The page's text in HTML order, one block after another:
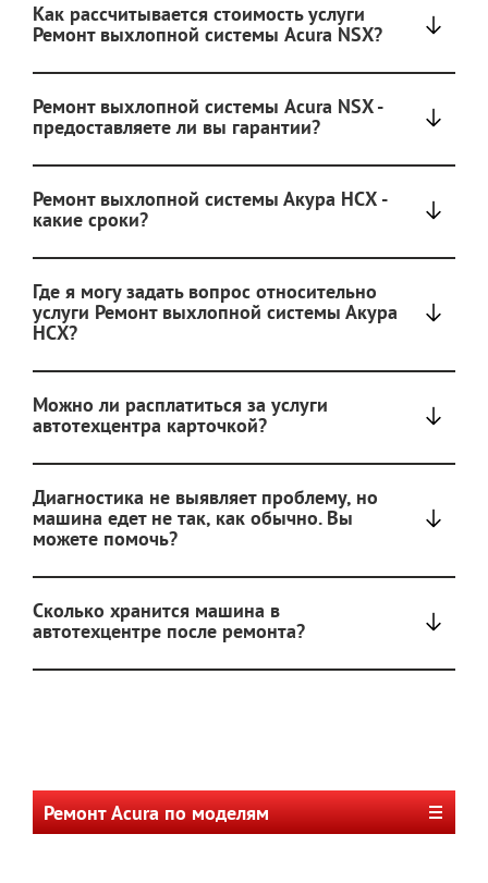
Как рассчитывается стоимость услуги
Ремонт выхлопной системы Acura NSX?
Ремонт выхлопной системы Acura NSX -
предоставляете ли вы гарантии?
Ремонт выхлопной системы Акура НСХ -
какие сроки?
Где я могу задать вопрос относительно
услуги Ремонт выхлопной системы Акура
НСХ?
Можно ли расплатиться за услуги
автотехцентра карточкой?
Диагностика не выявляет проблему, но
машина едет не так, как обычно. Вы
можете помочь?
Сколько хранится машина в
автотехцентре после ремонта?
Ремонт Acura по моделям